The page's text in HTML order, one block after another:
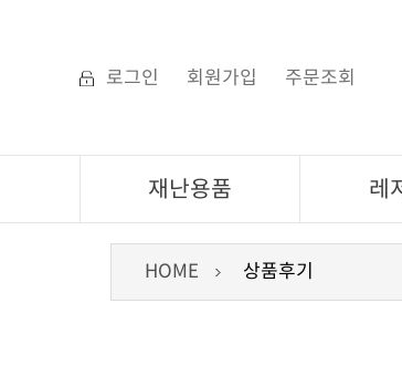
로그인 회원가입 주문조회
재난용품 레
HOME 상품후기